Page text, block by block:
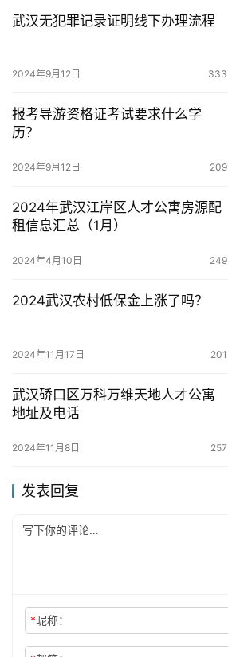
武汉无犯罪记录证明线下办理流程
2024年9月12日 333
报考导游资格证考试要求什么学
历？
2024年9月12日 209
2024年武汉江岸区人才公寓房源配
租信息汇总（1月）
2024年4月10日 249
2024武汉农村低保金上涨了吗？
2024年11月17日 201
武汉硚口区万科万维天地人才公寓
地址及电话
2024年11月8日 257
发表回复
*昵称：